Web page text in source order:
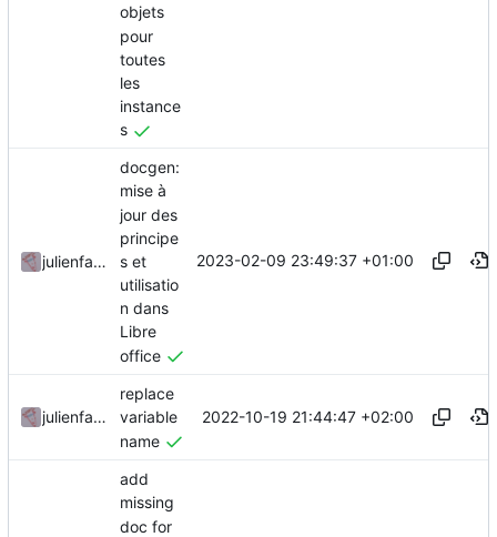
objets
pour
toutes
les
instance
s
julienfastre
docgen:
mise à
jour des
principe
s et
utilisatio
n dans
Libre
office
2023-02-09 23:49:37 +01:00
julienfastre
replace
variable
name
2022-10-19 21:44:47 +02:00
add
missing
doc for